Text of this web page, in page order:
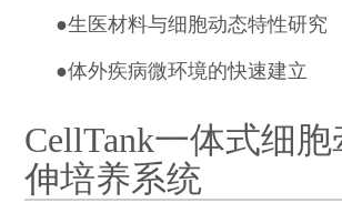
●生医材料与细胞动态特性研究
●体外疾病微环境的快速建立
CellTank一体式细
伸培养系统